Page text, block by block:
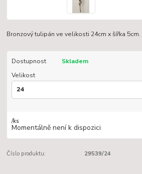
Bronzový tulipán ve velikosti 24cm x šířka 5cm.
Dostupnost
Skladem
Velikost
/ks
Momentálně není k dispozici
Číslo produktu: 29539/24